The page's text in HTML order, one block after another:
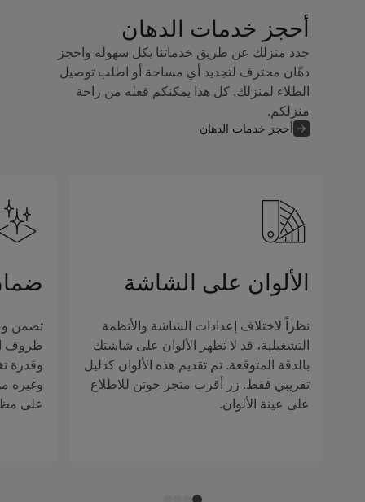
أحجز خدمات الدهان
جدد منزلك عن طريق خدماتنا بكل سهوله واحجز
دهّان محترف لتجديد أي مساحة أو اطلب توصيل
الطلاء لمنزلك. كل هذا يمكنكم فعله من راحة
منزلكم.
أحجز خدمات الدهان
الألوان على الشاشة
نظراً لاختلاف إعدادات الشاشة والأنظمة
التشغيلية، قد لا تظهر الألوان على شاشتك
بالدقة المتوقعة. تم تقديم هذه الألوان كدليل
تقريبي فقط. زر أقرب متجر جوتن للاطلاع
على عينة الألوان.
تضمن
ظروف
وقدرة
وغيره
على